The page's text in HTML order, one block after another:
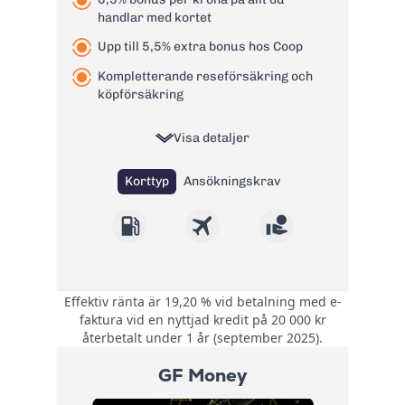
Läs mer om Bank Norwegian
kreditkort Visa →
handlar med kortet
Upp till 5,5% extra bonus hos Coop
Kompletterande reseförsäkring och
köpförsäkring
Visa detaljer
Korttyp Ansökningskrav
Bonus:
0,5 poäng per krona
på allt du handlar
med kortet. Upp till
hos Coop.
Kompletterande
Effektiv ränta är 19,20 % vid betalning med e-
faktura vid en nyttjad kredit på 20 000 kr
återbetalt under 1 år (september 2025).
GF Money